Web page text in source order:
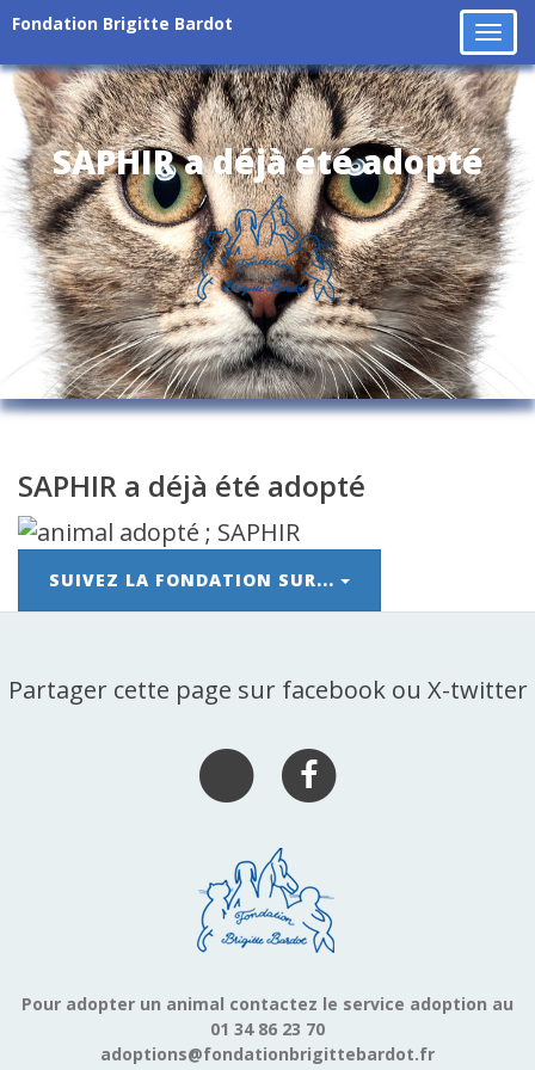
Fondation Brigitte Bardot
SAPHIR a déjà été adopté
SAPHIR a déjà été adopté
SUIVEZ LA FONDATION SUR...
Partager cette page sur facebook ou X-twitter
Pour adopter un animal contactez le service adoption au
01 34 86 23 70
adoptions@fondationbrigittebardot.fr